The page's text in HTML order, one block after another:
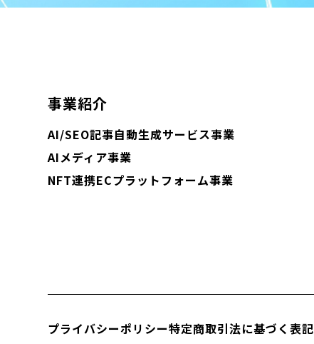
事業紹介
AI/SEO記事自動生成サービス事業
AIメディア事業
NFT連携ECプラットフォーム事業
プライバシーポリシー特定商取引法に基づく表記